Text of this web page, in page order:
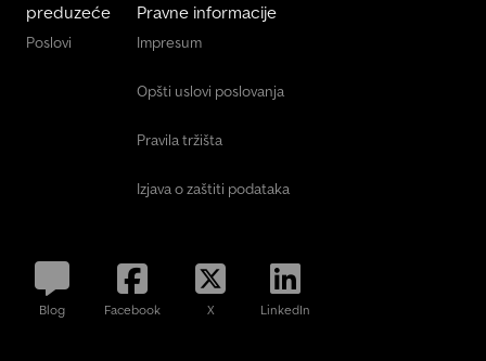
preduzeće
Poslovi
Pravne informacije
Impresum
Opšti uslovi poslovanja
Pravila tržišta
Izjava o zaštiti podataka
Blog Facebook X LinkedIn